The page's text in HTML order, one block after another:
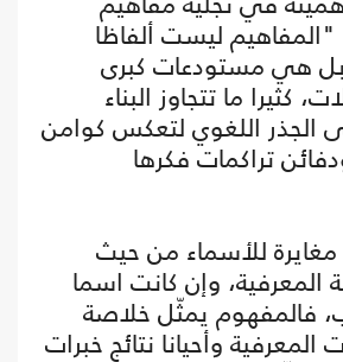
"المفاهيم ليست ألفاظا
بل هي مستودعات كبرى
كثيرا ما تتجاوز البناء
الجذر اللغوي لتعكس كوامن
تراكمات فكرها
للأسماء من حيث
المعرفية، وإن كانت اسما
فالمفهوم يمثّل خلاصة
المعرفية وأحيانا نتائج خبرات